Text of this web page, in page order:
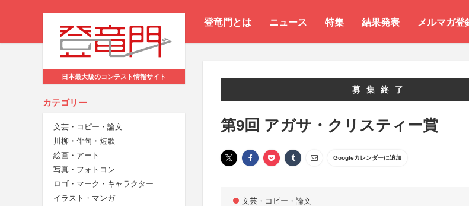
登竜門とは ニュース 特集 結果発表 メルマガ登
日本最大級のコンテスト情報サイト
カテゴリー
文芸・コピー・論文
川柳・俳句・短歌
絵画・アート
写真・フォトコン
ロゴ・マーク・キャラクター
イラスト・マンガ
募集終了
第9回 アガサ・クリスティー賞
Googleカレンダーに追加
文芸・コピー・論文